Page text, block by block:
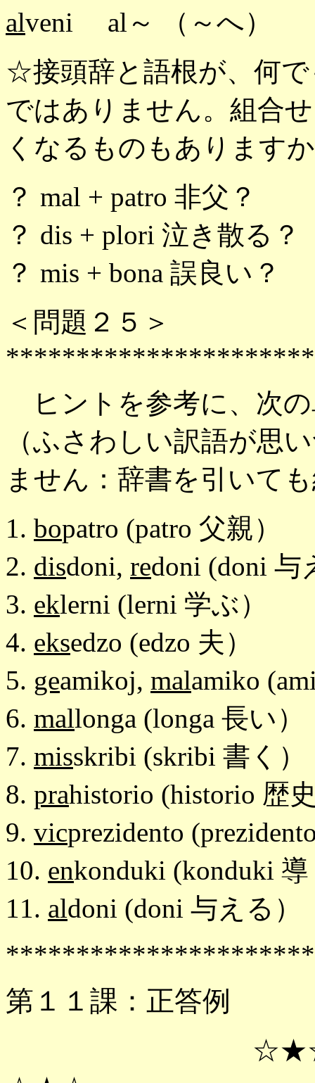
alveni al～ （～へ
☆接頭辞と語根が、何
ではありません。組合
くなるものもあります
？ mal + patro 非父？
？ dis + plori 泣き散る？
？ mis + bona 誤良い？
＜問題２５＞
ヒントを参考に、次
（ふさわしい訳語が思
ません：辞書を引いて
1. bopatro (patro 父親）
2. disdoni, redoni (doni 与
3. eklerni (lerni 学ぶ）
4. eksedzo (edzo 夫）
5. geamikoj, malamiko
6. mallonga (longa 長い）
7. misskribi (skribi 書く）
8. prahistorio (historio 歴
9. vicprezidento
10. enkonduki (konduki
11. aldoni (doni 与える）
第１１課：正答例
☆★☆ 正答